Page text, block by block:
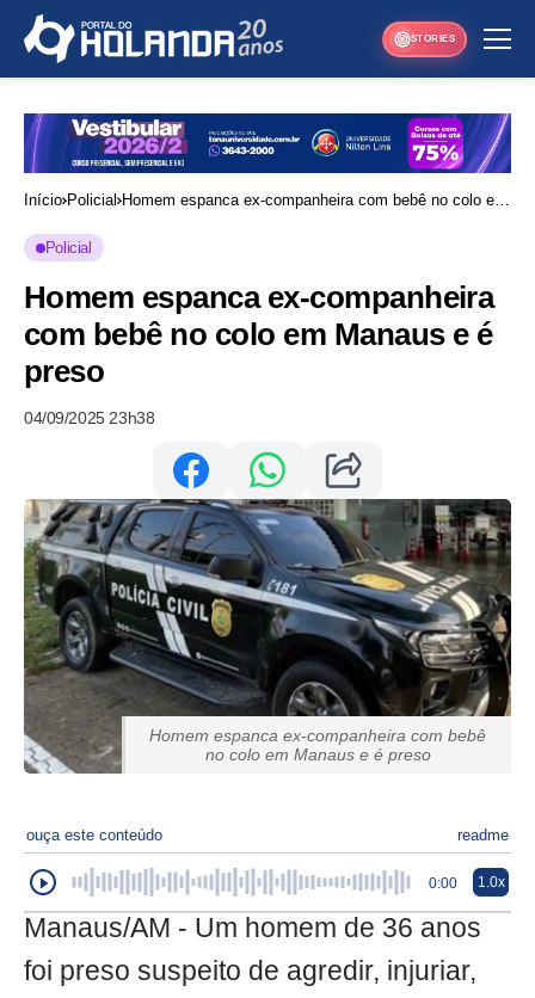
STORIES
Início Policial Homem espanca ex-companheira com bebê no colo em
Policial
Homem espanca ex-companheira
com bebê no colo em Manaus e é
preso
04/09/2025 23h38
Homem espanca ex-companheira com bebê
no colo em Manaus e é preso
ouça este conteúdo readme
0:00 1.0x
Manaus/AM - Um homem de 36 anos
foi preso suspeito de agredir, injuriar,